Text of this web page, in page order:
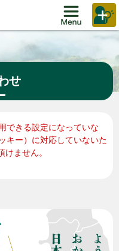
せ
できる設定になっていな
キー）に対応していないた
ません。